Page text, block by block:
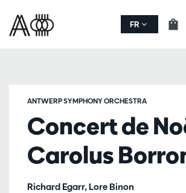
FR
Concert de
Carolus
Richard Egarr, Lore Binon
ANTWERP SYMPHONY ORCHESTRA